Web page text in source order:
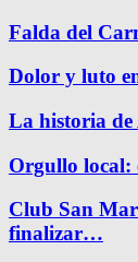
Falda del
Dolor y luto
La historia
Orgullo
Club San
finalizar…